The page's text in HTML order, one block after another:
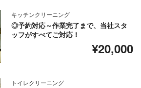
キッチンクリーニング
◎予約対応～作業完了まで、当社スタ
ッフがすべてご対応！
¥20,000
トイレクリーニング